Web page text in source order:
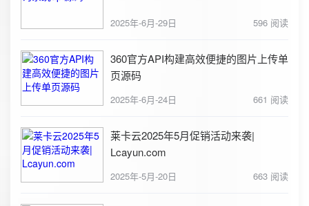
2025年-6月-29日 596 阅读
360官方API构建高效便捷的图片上传单
页源码
2025年-6月-24日 661 阅读
莱卡云2025年5月促销活动来袭|
Lcayun.com
2025年-5月-20日 663 阅读